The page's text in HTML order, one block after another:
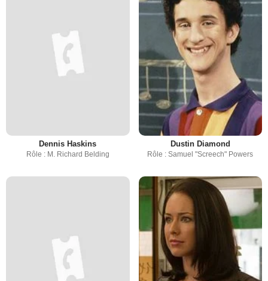
Dennis Haskins
Rôle : M. Richard Belding
Dustin Diamond
Rôle : Samuel "Screech" Powers